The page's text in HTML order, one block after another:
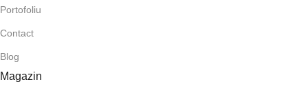
Portofoliu
Contact
Blog
Magazin